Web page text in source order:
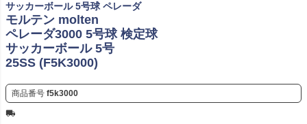
サッカーボール 5号球 ペレーダ
モルテン molten
ペレーダ3000 5号球 検定球
サッカーボール 5号
25SS (F5K3000)
商品番号 f5k3000